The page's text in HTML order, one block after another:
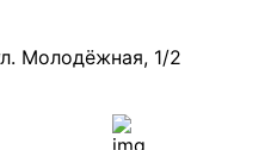
Молодёжная, 1/2